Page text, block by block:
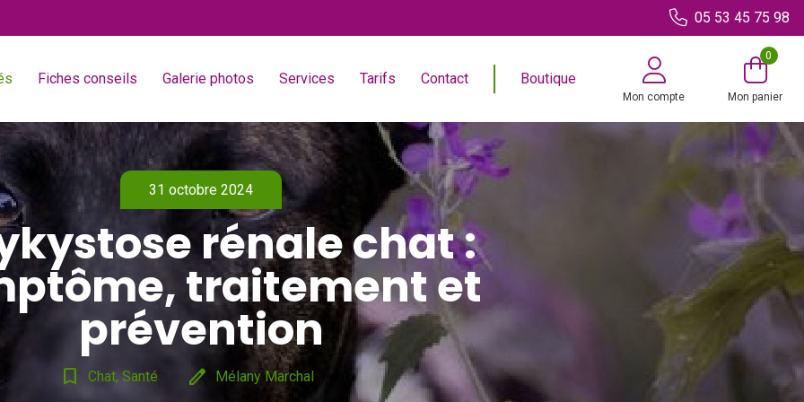
05 53 45 75 98
Fiches conseils Galerie photos Services Tarifs Contact Boutique
Mon compte
0
Mon panier
31 octobre 2024
rénale chat :
traitement et
prévention
bookmark_border Chat, Santé edit Mélany Marchal